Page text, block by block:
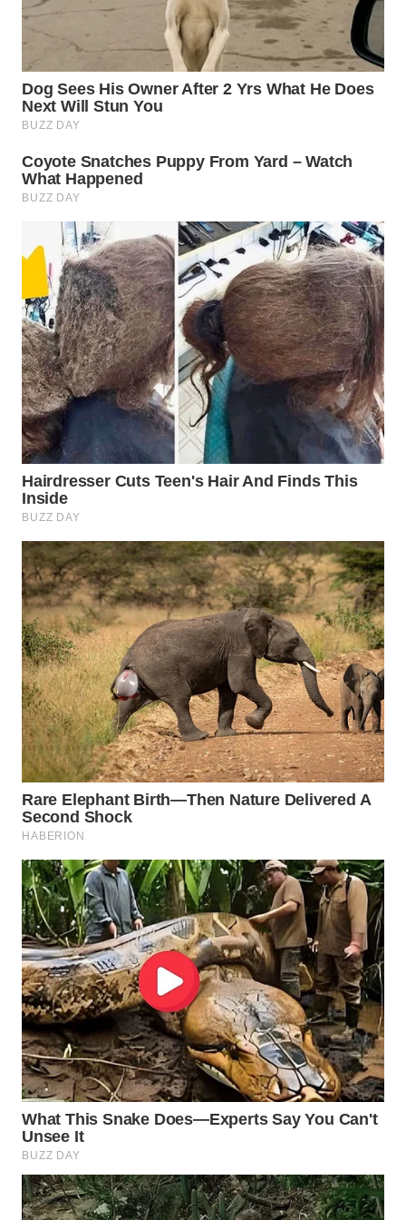
INDRAMAYU
WN
KUNINGAN
WN
MAJALENGKA
WN
SUBANG
WN
SUKABUMI
WN
PURWAKARTA
WN
PRIANGAN
TIMUR
WN
SEMARANG
WN
SOLO
WN
BOROBUDUR
WN
MADURA
WN
SURABAYA
NATUNA
WN
BINTAN
WN
MANDALIKA
WN
LIKUPANG
WN
LABUANBAJO
WN
BORNEO